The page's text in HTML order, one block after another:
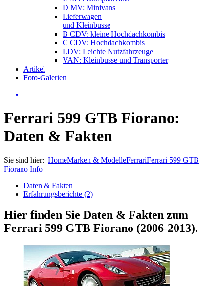
D MV: Minivans
Lieferwagen
und Kleinbusse
B CDV: kleine Hochdachkombis
C CDV: Hochdachkombis
LDV: Leichte Nutzfahrzeuge
VAN: Kleinbusse und Transporter
Artikel
Foto-Galerien
Ferrari 599 GTB Fiorano:
Daten & Fakten
Sie sind hier: HomeMarken & ModelleFerrariFerrari 599 GTB
Fiorano Info
Daten & Fakten
Erfahrungsberichte (2)
Hier finden Sie Daten & Fakten zum
Ferrari 599 GTB Fiorano (2006-2013).